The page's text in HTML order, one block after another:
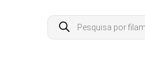
Products
search